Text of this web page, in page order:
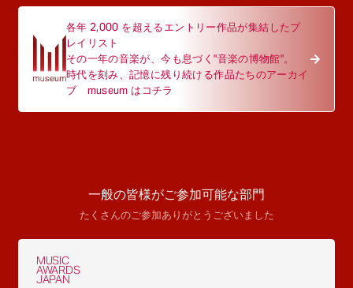
各年 2,000 を超えるエントリー作品が集結したプ
レイリスト
その一年の音楽が、今も息づく"音楽の博物館"。
時代を刻み、記憶に残り続ける作品たちのアーカイ
ブ museum はコチラ
一般の皆様がご参加可能な部門
たくさんのご参加ありがとうございました
MUSIC
AWARDS
JAPAN